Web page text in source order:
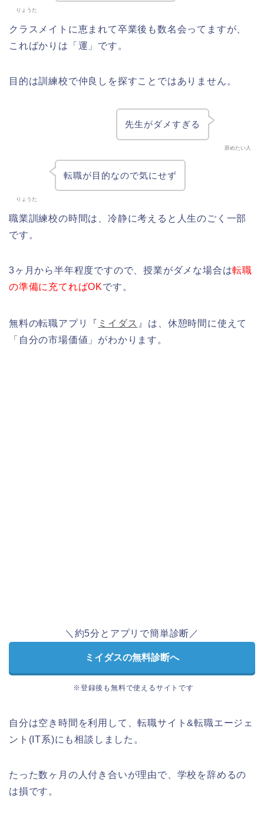
りょうた
クラスメイトに恵まれて卒業後も数名会ってますが、
こればかりは「運」です。
目的は訓練校で仲良しを探すことではありません。
辞めたい人
先生がダメすぎる
りょうた
転職が目的なので気にせず
職業訓練校の時間は、冷静に考えると人生のごく一部
です。
3ヶ月から半年程度ですので、授業がダメな場合は転職
の準備に充てればOKです。
無料の転職アプリ『 ミイダス 』は、休憩時間に使えて
「自分の市場価値」がわかります。
＼約5分とアプリで簡単診断／
ミイダスの無料診断へ
※登録後も無料で使えるサイトです
自分は空き時間を利用して、転職サイト&転職エージェ
ント(IT系)にも相談しました。
たった数ヶ月の人付き合いが理由で、学校を辞めるの
は損です。